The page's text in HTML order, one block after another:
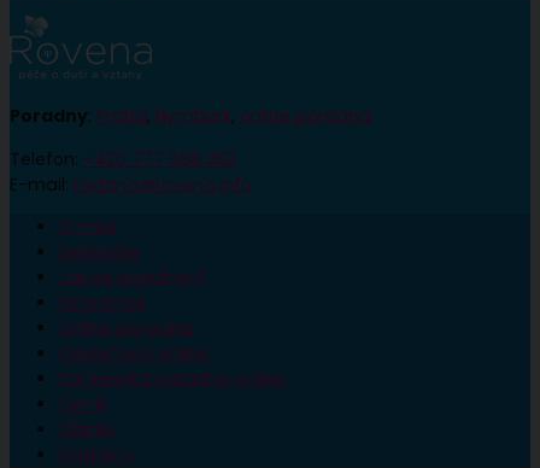
Poradny: Praha, Nymburk, online poradna
Telefon: +420 777 588 352
E-mail: radana@rovena.info
O mně
Semináře
Jak se objednat?
Reference
Online poradna
Konzultace online
Partnerská poradna online
Ceník
Články
Kontakty